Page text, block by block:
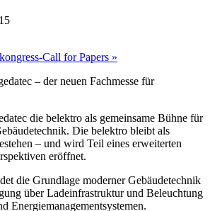
Call for Papers »
– der neuen Fachmesse für
die belektro als gemeinsame Bühne für
Die belektro bleibt als
– und wird Teil eines erweiterten
eröffnet.
die Grundlage moderner Gebäudetechnik
über Ladeinfrastruktur und Beleuchtung
Energiemanagementsystemen.